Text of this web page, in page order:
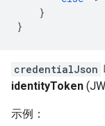
}
}
credentialJson
identityToken
示例：